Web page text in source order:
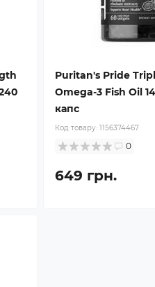
Puritan's Pride
Omega-3 Fish Oil
капс
Код товару:1156374467
0
649 грн.